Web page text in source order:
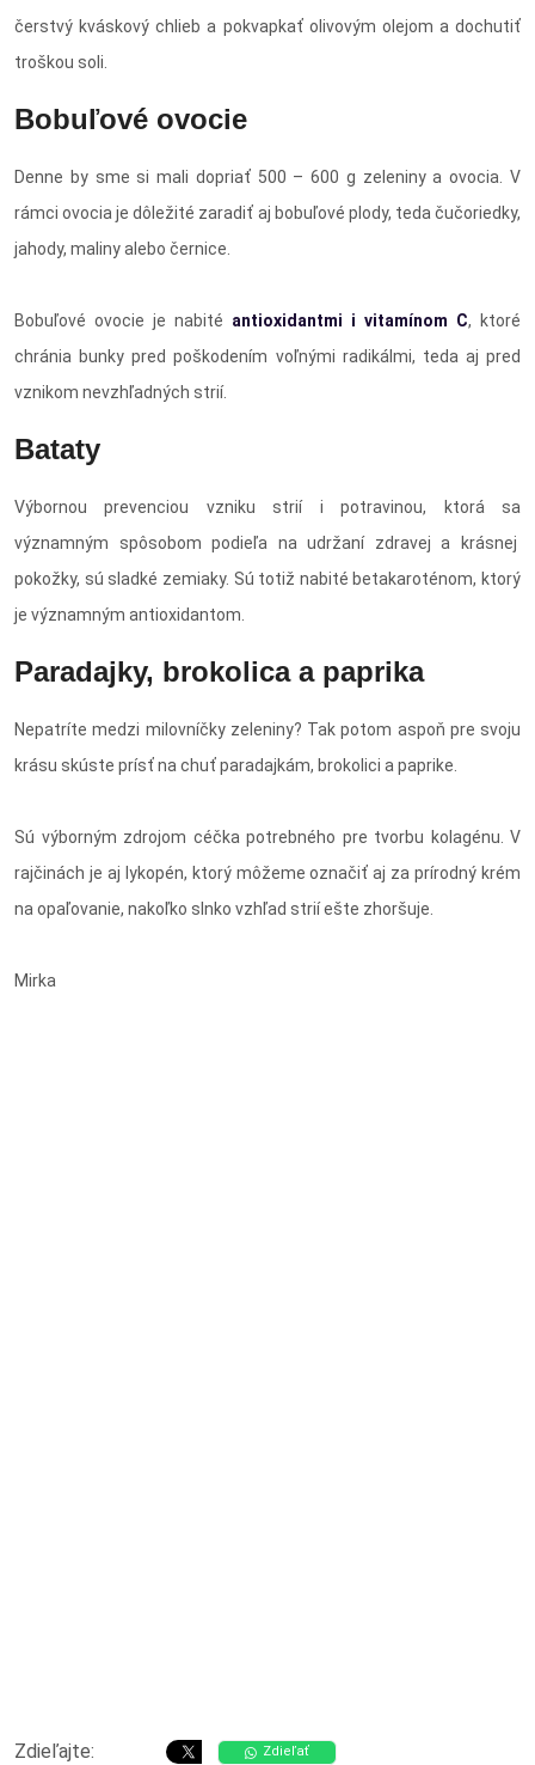
čerstvý kváskový chlieb a pokvapkať olivovým olejom a dochutiť
troškou soli.
Bobuľové ovocie
Denne by sme si mali dopriať 500 – 600 g zeleniny a ovocia. V
rámci ovocia je dôležité zaradiť aj bobuľové plody, teda čučoriedky,
jahody, maliny alebo černice.
Bobuľové ovocie je nabité antioxidantmi i vitamínom C, ktoré
chránia bunky pred poškodením voľnými radikálmi, teda aj pred
vznikom nevzhľadných strií.
Bataty
Výbornou prevenciou vzniku strií i potravinou, ktorá sa
významným spôsobom podieľa na udržaní zdravej a krásnej
pokožky, sú sladké zemiaky. Sú totiž nabité betakaroténom, ktorý
je významným antioxidantom.
Paradajky, brokolica a paprika
Nepatríte medzi milovníčky zeleniny? Tak potom aspoň pre svoju
krásu skúste prísť na chuť paradajkám, brokolici a paprike.
Sú výborným zdrojom céčka potrebného pre tvorbu kolagénu. V
rajčinách je aj lykopén, ktorý môžeme označiť aj za prírodný krém
na opaľovanie, nakoľko slnko vzhľad strií ešte zhoršuje.
Mirka
Zdieľajte: Zdieľať